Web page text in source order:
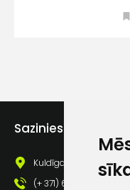
Sazinies ar mums
Kuldīgas iela 69a,
(+ 371) 63 881 186